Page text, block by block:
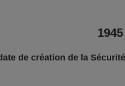
1945
de création de la